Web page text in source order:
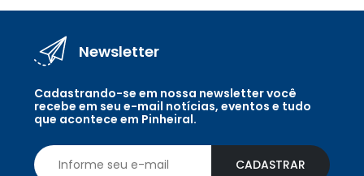
Newsletter
Cadastrando-se em nossa newsletter você
recebe em seu e-mail notícias, eventos e tudo
que acontece em Pinheiral.
CADASTRAR